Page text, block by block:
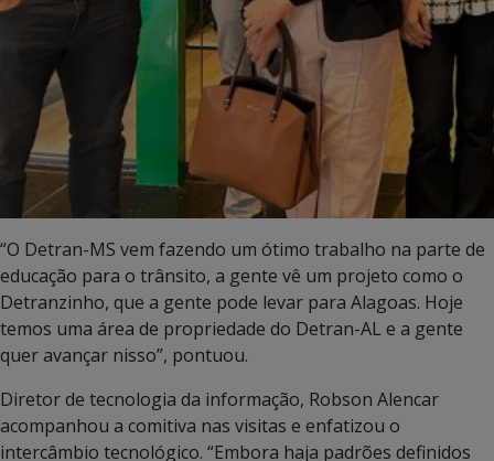
“O Detran-MS vem fazendo um ótimo trabalho na parte de
educação para o trânsito, a gente vê um projeto como o
Detranzinho, que a gente pode levar para Alagoas. Hoje
temos uma área de propriedade do Detran-AL e a gente
quer avançar nisso”, pontuou.
Diretor de tecnologia da informação, Robson Alencar
acompanhou a comitiva nas visitas e enfatizou o
intercâmbio tecnológico. “Embora haja padrões definidos